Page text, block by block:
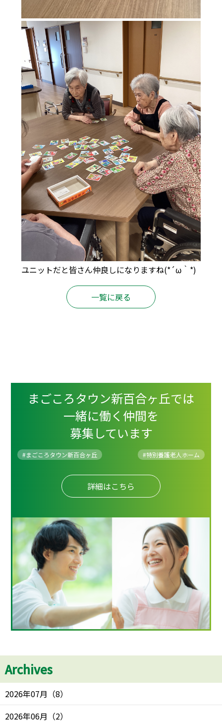
ユニットだと皆さん仲良しになりますね(*´ω｀*)
一覧に戻る
まごころタウン新百合ヶ丘では
一緒に働く仲間を
募集しています
#まごころタウン新百合ヶ丘 #特別養護老人ホーム
詳細はこちら
Archives
2026年07月 （8）
2026年06月 （2）